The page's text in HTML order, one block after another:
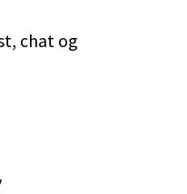
chat og